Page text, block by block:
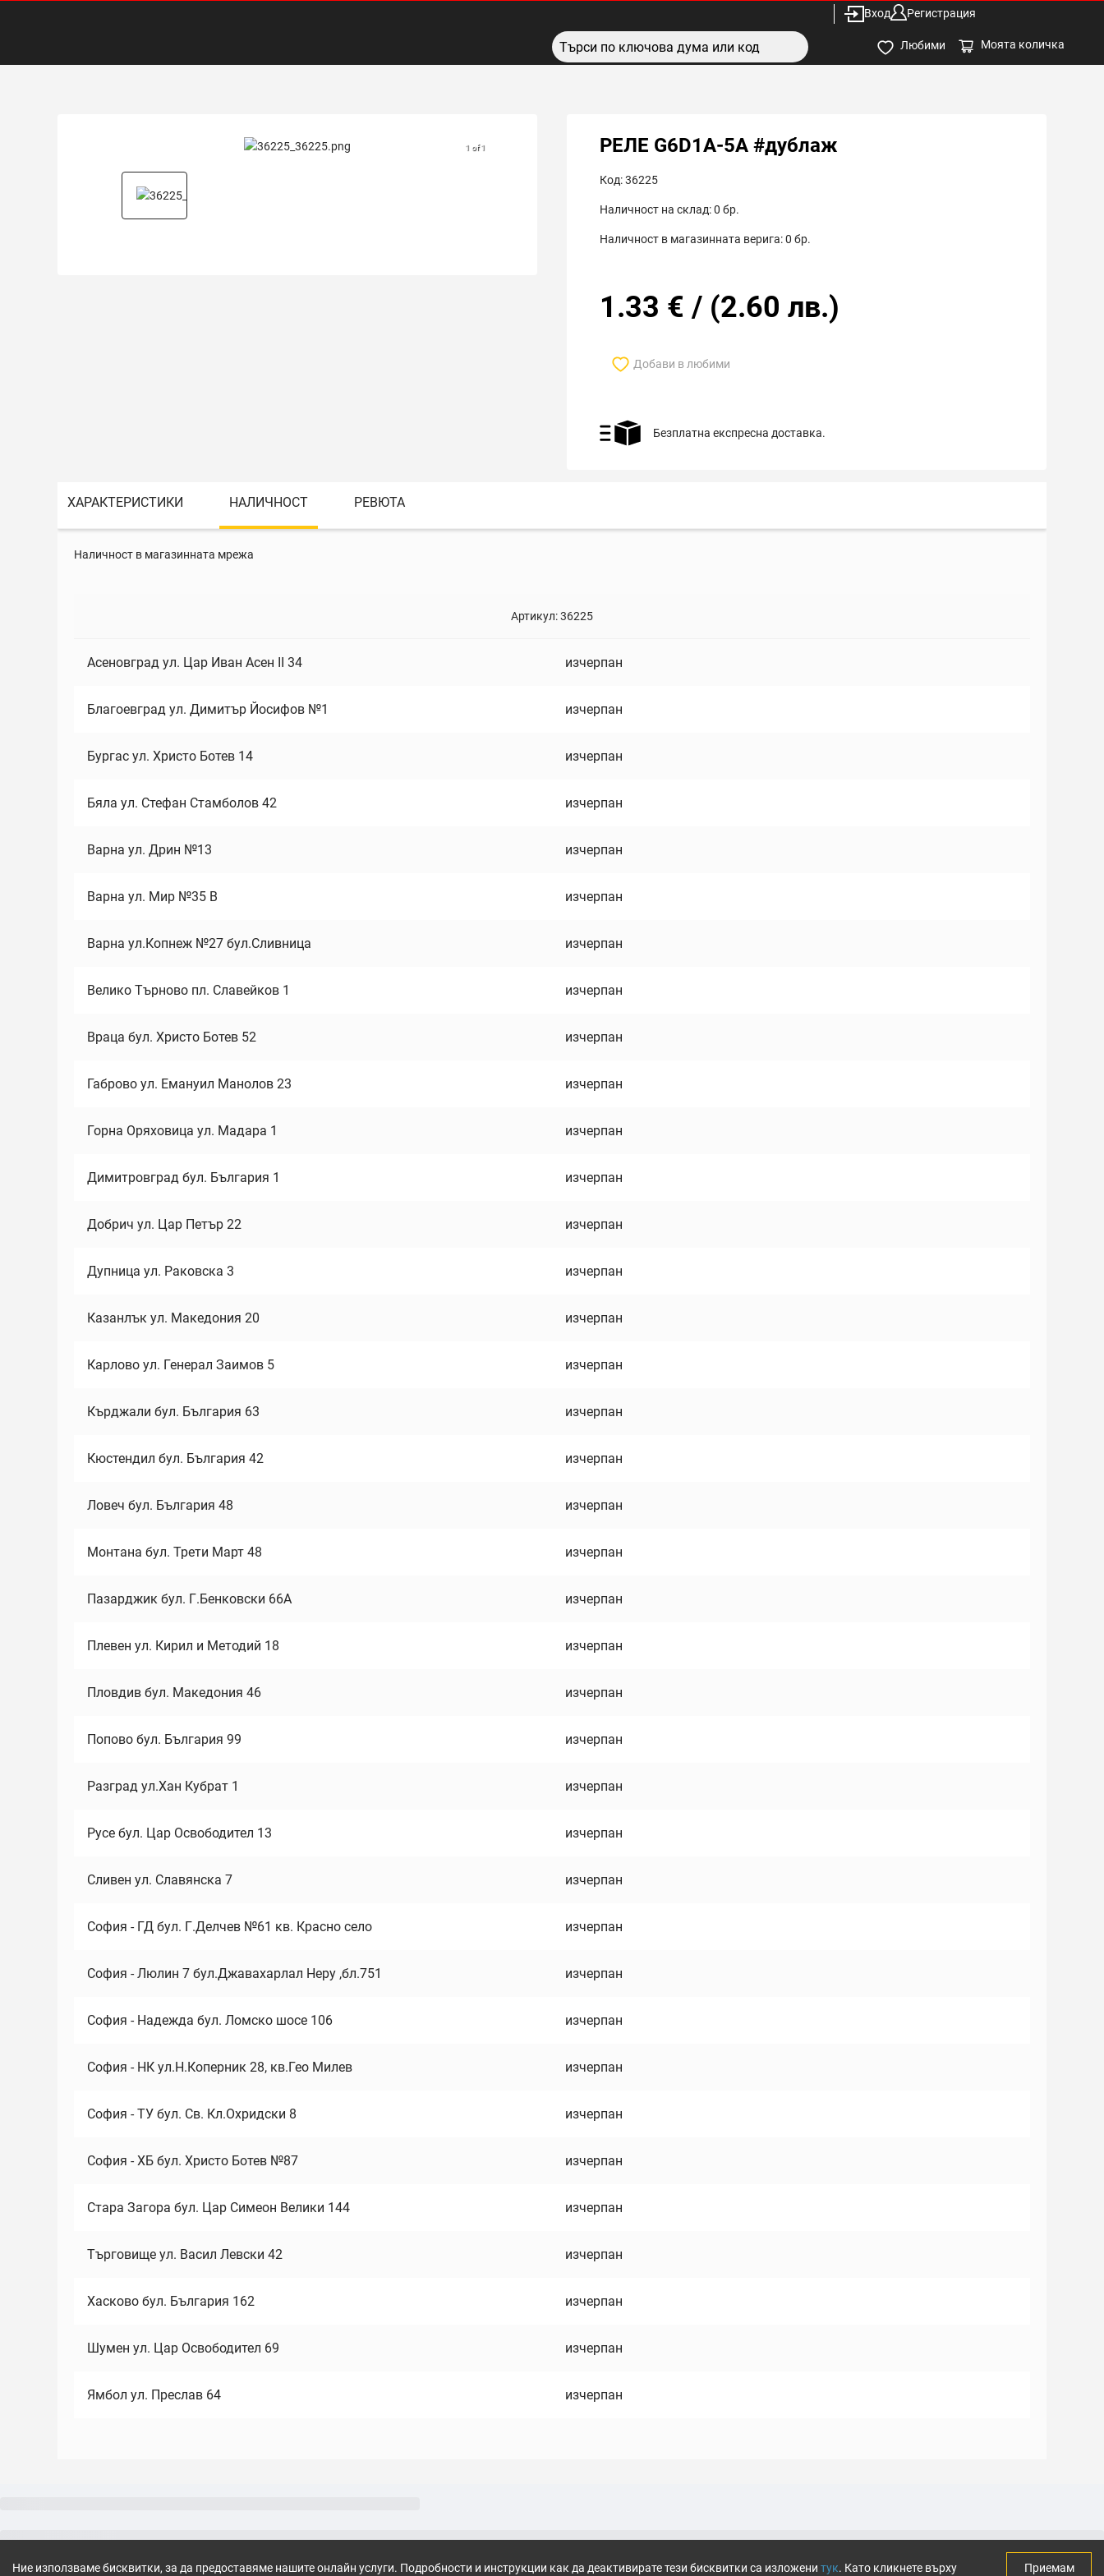
Вход Регистрация
Любими Моята количка
1 of 1 РЕЛЕ G6D1A-5A #дублаж
Код:36225
Наличност на склад:0 бр.
Наличност в магазинната верига:0 бр.
1.33 € / (2.60 лв.)
Добави в любими
Безплатна експресна доставка.
ХАРАКТЕРИСТИКИ НАЛИЧНОСТ РЕВЮТА
Наличност в магазинната мрежа
Артикул:36225
Асеновград ул. Цар Иван Асен II 34 изчерпан
Благоевград ул. Димитър Йосифов №1 изчерпан
Бургас ул. Христо Ботев 14 изчерпан
Бяла ул. Стефан Стамболов 42 изчерпан
Варна ул. Дрин №13 изчерпан
Варна ул. Мир №35 В изчерпан
Варна ул.Копнеж №27 бул.Сливница изчерпан
Велико Търново пл. Славейков 1 изчерпан
Враца бул. Христо Ботев 52 изчерпан
Габрово ул. Емануил Манолов 23 изчерпан
Горна Оряховица ул. Мадара 1 изчерпан
Димитровград бул. България 1 изчерпан
Добрич ул. Цар Петър 22 изчерпан
Дупница ул. Раковска 3 изчерпан
Казанлък ул. Македония 20 изчерпан
Карлово ул. Генерал Заимов 5 изчерпан
Кърджали бул. България 63 изчерпан
Кюстендил бул. България 42 изчерпан
Ловеч бул. България 48 изчерпан
Монтана бул. Трети Март 48 изчерпан
Пазарджик бул. Г.Бенковски 66А изчерпан
Плевен ул. Кирил и Методий 18 изчерпан
Пловдив бул. Македония 46 изчерпан
Попово бул. България 99 изчерпан
Разград ул.Хан Кубрат 1 изчерпан
Русе бул. Цар Освободител 13 изчерпан
Сливен ул. Славянска 7 изчерпан
София - ГД бул. Г.Делчев №61 кв. Красно село изчерпан
София - Люлин 7 бул.Джавахарлал Неру ,бл.751 изчерпан
София - Надежда бул. Ломско шосе 106 изчерпан
София - НК ул.Н.Коперник 28, кв.Гео Милев изчерпан
София - ТУ бул. Св. Кл.Охридски 8 изчерпан
София - ХБ бул. Христо Ботев №87 изчерпан
Стара Загора бул. Цар Симеон Велики 144 изчерпан
Търговище ул. Васил Левски 42 изчерпан
Хасково бул. България 162 изчерпан
Шумен ул. Цар Освободител 69 изчерпан
Ямбол ул. Преслав 64 изчерпан
Ние използваме бисквитки, за да предоставяме нашите онлайн услуги. Подробности и инструкции как да деактивирате тези бисквитки са изложени тук. Като кликнете върху Приемам